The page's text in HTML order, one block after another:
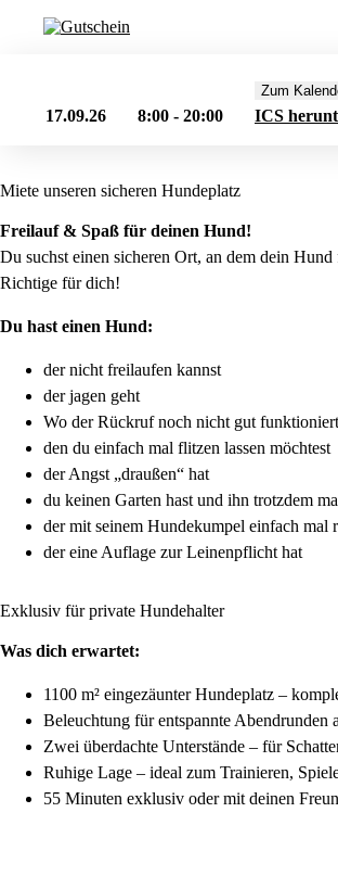
17.09.26 8:00 - 20:00
Zum
ICS
Miete unseren sicheren Hundeplatz
Freilauf & Spaß für deinen Hund!
Du suchst einen sicheren Ort, an dem dein
Richtige für dich!
Du hast einen Hund:
der nicht freilaufen kannst
der jagen geht
Wo der Rückruf noch nicht gut funktioniert
den du einfach mal flitzen lassen möchtest
der Angst „draußen“ hat
du keinen Garten hast und ihn trotzdem
der mit seinem Hundekumpel einfach mal
der eine Auflage zur Leinenpflicht hat
Exklusiv für private Hundehalter
Was dich erwartet:
1100 m² eingezäunter Hundeplatz –
Beleuchtung für entspannte
Zwei überdachte Unterstände – für
Ruhige Lage – ideal zum Trainieren,
55 Minuten exklusiv oder mit deinen